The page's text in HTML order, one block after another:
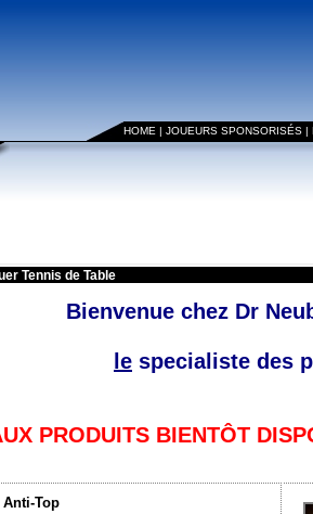
HOME | JOUEURS SPONSORISÉS |
Tennis de Table
Bienvenue chez Dr
le specialiste des
PRODUITS BIENTÔT
Anti-Top